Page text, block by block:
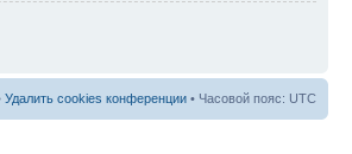
Удалить cookies конференции • Часовой пояс: UTC